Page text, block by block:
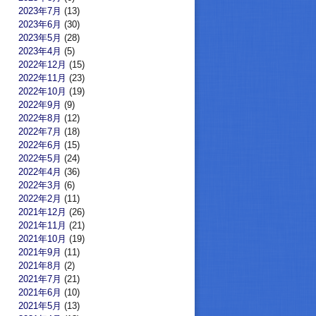
2023年7月 (13)
2023年6月 (30)
2023年5月 (28)
2023年4月 (5)
2022年12月 (15)
2022年11月 (23)
2022年10月 (19)
2022年9月 (9)
2022年8月 (12)
2022年7月 (18)
2022年6月 (15)
2022年5月 (24)
2022年4月 (36)
2022年3月 (6)
2022年2月 (11)
2021年12月 (26)
2021年11月 (21)
2021年10月 (19)
2021年9月 (11)
2021年8月 (2)
2021年7月 (21)
2021年6月 (10)
2021年5月 (13)